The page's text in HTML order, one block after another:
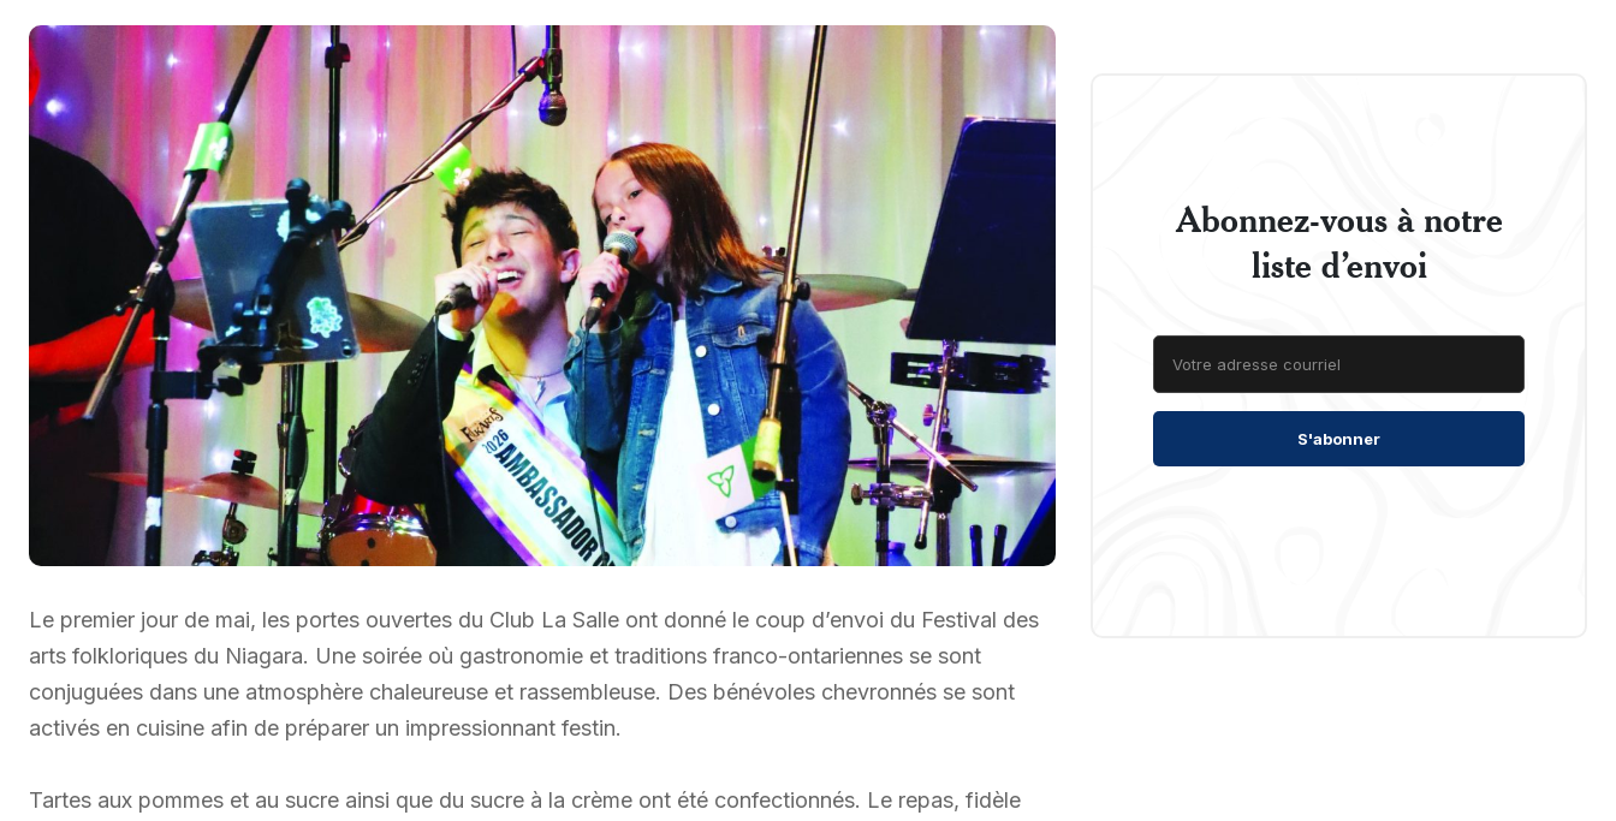
Le premier jour de mai, les portes ouvertes du Club La Salle ont donné le coup d’envoi du Festival des
arts folkloriques du Niagara. Une soirée où gastronomie et traditions franco-ontariennes se sont
conjuguées dans une atmosphère chaleureuse et rassembleuse. Des bénévoles chevronnés se sont
activés en cuisine afin de préparer un impressionnant festin.
Tartes aux pommes et au sucre ainsi que du sucre à la crème ont été confectionnés. Le repas, fidèle
Abonnez-vous à notre
liste d’envoi